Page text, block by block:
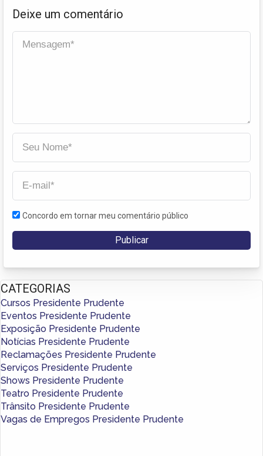
Deixe um comentário
Concordo em tornar meu comentário público
CATEGORIAS
Cursos Presidente Prudente
Eventos Presidente Prudente
Exposição Presidente Prudente
Notícias Presidente Prudente
Reclamações Presidente Prudente
Serviços Presidente Prudente
Shows Presidente Prudente
Teatro Presidente Prudente
Trânsito Presidente Prudente
Vagas de Empregos Presidente Prudente